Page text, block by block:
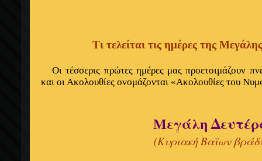
Τι τελείται τις ημέρες της
Οι τέσσερις πρώτες ημέρες μας προετοιμάζουν
και οι Ακολουθίες ονομάζονται «Ακολουθίες του
Μεγάλη
(Κυριακή Βαϊων